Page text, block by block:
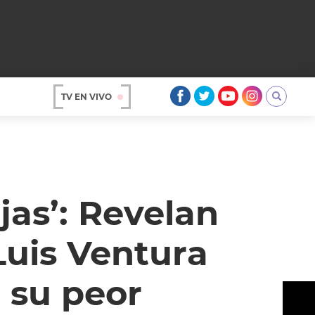
TV EN VIVO
Revelan
Ventura
su peor